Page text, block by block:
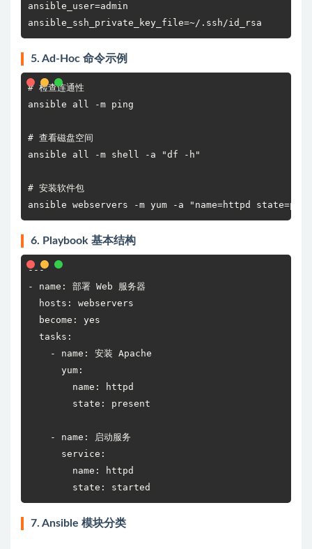
ansible_user=admin
ansible_ssh_private_key_file=~/.ssh/id_rsa
5. Ad-Hoc 命令示例
# 检查连通性
ansible all -m ping
# 查看磁盘空间
ansible all -m shell -a "df -h"
# 安装软件包
ansible webservers -m yum -a "name=httpd
6. Playbook 基本结构
---
- name: 部署 Web 服务器
  hosts: webservers
  become: yes
  tasks:
    - name: 安装 Apache
      yum:
        name: httpd
        state: present
    - name: 启动服务
      service:
        name: httpd
        state: started
7. Ansible 模块分类